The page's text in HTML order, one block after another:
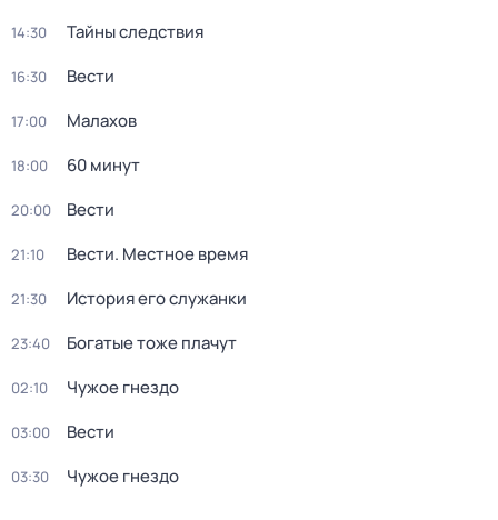
14:30 Тайны следствия
16:30 Вести
17:00 Малахов
18:00 60 минут
20:00 Вести
21:10 Вести. Местное время
21:30 История его служанки
23:40 Богатые тоже плачут
02:10 Чужое гнездо
03:00 Вести
03:30 Чужое гнездо